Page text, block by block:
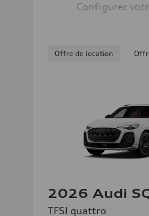
Configurer
Offre de location
2026 Audi
TFSI quattro